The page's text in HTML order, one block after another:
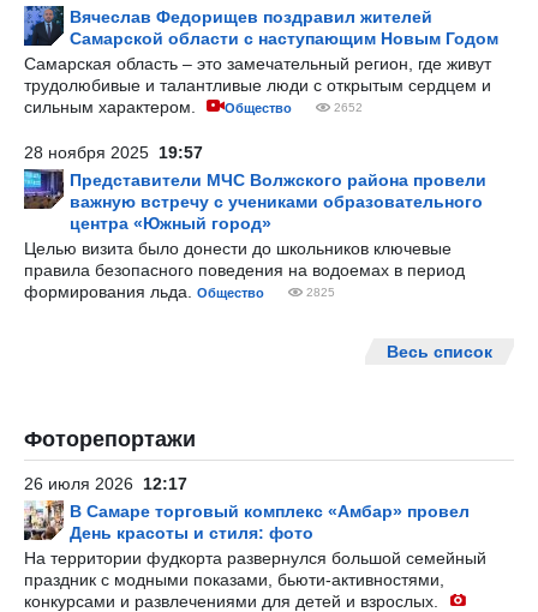
Вячеслав Федорищев поздравил жителей
Самарской области с наступающим Новым Годом
Самарская область – это замечательный регион, где живут
трудолюбивые и талантливые люди с открытым сердцем и
сильным характером.
Общество 2652
28 ноября 2025 19:57
Представители МЧС Волжского района провели
важную встречу с учениками образовательного
центра «Южный город»
Целью визита было донести до школьников ключевые
правила безопасного поведения на водоемах в период
формирования льда.
Общество 2825
Весь список
Фоторепортажи
26 июля 2026 12:17
В Самаре торговый комплекс «Амбар» провел
День красоты и стиля: фото
На территории фудкорта развернулся большой семейный
праздник с модными показами, бьюти-активностями,
конкурсами и развлечениями для детей и взрослых.